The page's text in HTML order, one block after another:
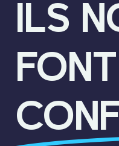
ILS
FONT